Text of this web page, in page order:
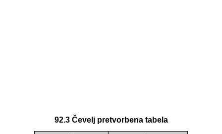
92.3 Čevelj pretvorbena tabela